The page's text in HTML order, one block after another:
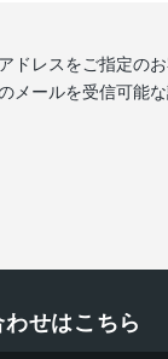
ドレスをご指定の
メールを受信可能
せはこちら